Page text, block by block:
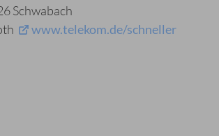
Schwabach
www.telekom.de/schneller